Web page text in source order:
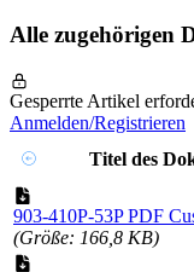
Alle zugehörigen
Gesperrte Artikel
Anmelden/Registrieren
Titel des
903-410P-53P PDF
(Größe: 166,8 KB)